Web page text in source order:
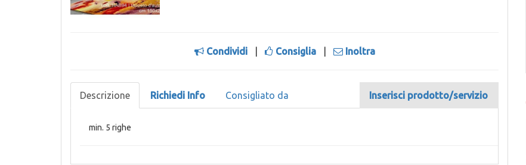
Condividi| Consiglia Inoltra
Descrizione Richiedi Info Consigliato da Inserisci prodotto/servizio
min. 5 righe